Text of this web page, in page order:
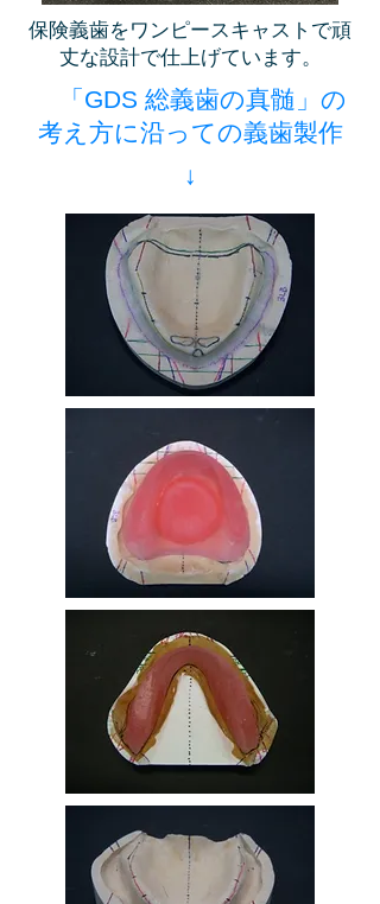
保険義歯をワンピースキャストで頑
丈な設計で仕上げています。
「GDS 総義歯の真髄」の
考え方に沿っての義歯製作
↓